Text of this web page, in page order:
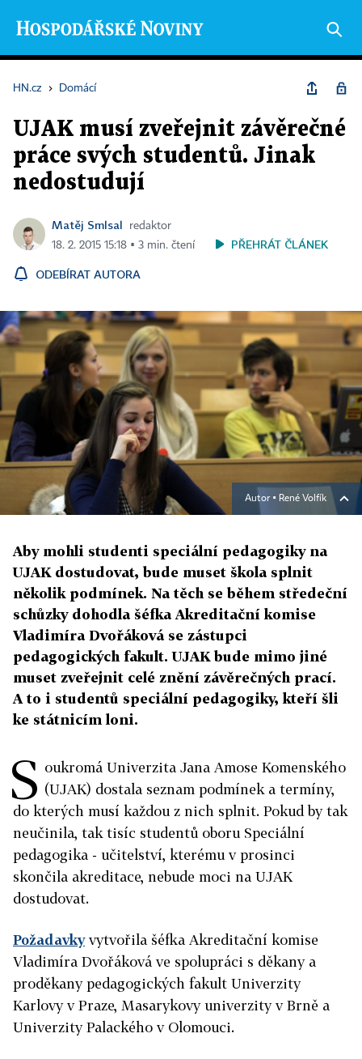
HN.cz › Domácí
UJAK musí zveřejnit závěrečné
práce svých studentů. Jinak
nedostudují
Matěj Smlsal
redaktor
18. 2. 2015 15:18 ▪ 3 min. čtení
PŘEHRÁT ČLÁNEK
ODEBÍRAT AUTORA
Autor ▪ René Volfík
Aby mohli studenti speciální pedagogiky na
UJAK dostudovat, bude muset škola splnit
několik podmínek. Na těch se během středeční
schůzky dohodla šéfka Akreditační komise
Vladimíra Dvořáková se zástupci
pedagogických fakult. UJAK bude mimo jiné
muset zveřejnit celé znění závěrečných prací.
A to i studentů speciální pedagogiky, kteří šli
ke státnicím loni.
S oukromá Univerzita Jana Amose Komenského
(UJAK) dostala seznam podmínek a termíny,
do kterých musí každou z nich splnit. Pokud by tak
neučinila, tak tisíc studentů oboru Speciální
pedagogika - učitelství, kterému v prosinci
skončila akreditace, nebude moci na UJAK
dostudovat.
Požadavkyvytvořila šéfka Akreditační komise
Vladimíra Dvořáková ve spolupráci s děkany a
proděkany pedagogických fakult Univerzity
Karlovy v Praze, Masarykovy univerzity v Brně a
Univerzity Palackého v Olomouci.